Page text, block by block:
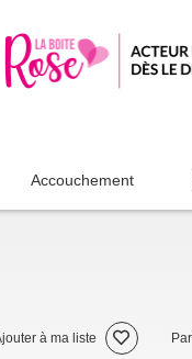
Accouchement
à ma liste